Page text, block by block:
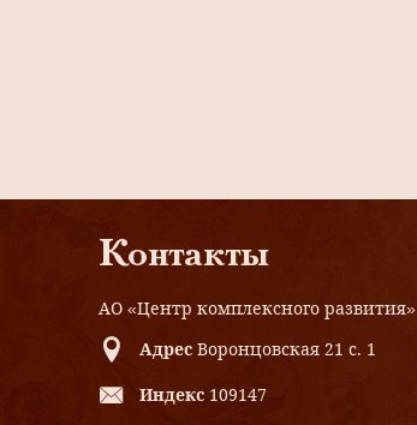
Контакты
АО «Центр комплексного развития»
Адрес Воронцовская 21 с. 1
Индекс 109147